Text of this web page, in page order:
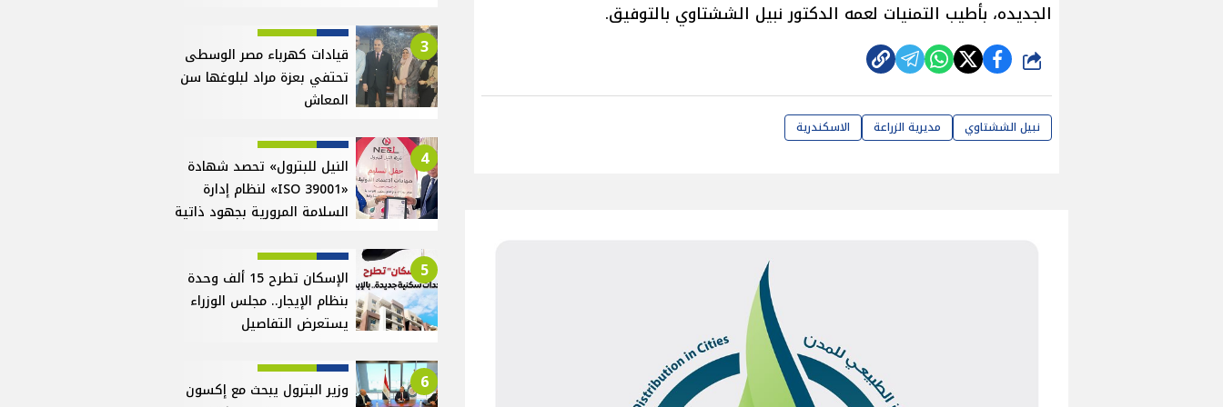
الجديده، بأطيب التمنيات لعمه الدكتور نبيل الششتاوي بالتوفيق.
شارك
نبيل الششتاوي مديرية الزراعة الاسكندرية
3
قيادات كهرباء مصر الوسطى
تحتفي بعزة مراد لبلوغها سن
المعاش
4
النيل للبترول» تحصد شهادة
«ISO 39001» لنظام إدارة
السلامة المرورية بجهود ذاتية
5
الإسكان تطرح 15 ألف وحدة
بنظام الإيجار.. مجلس الوزراء
يستعرض التفاصيل
6
وزير البترول يبحث مع إكسون